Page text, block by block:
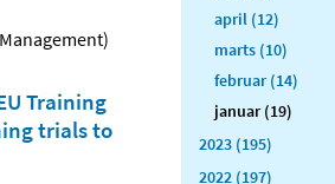
Training
trials to
april (12)
marts (10)
februar (14)
januar (19)
2023 (195)
2022 (197)